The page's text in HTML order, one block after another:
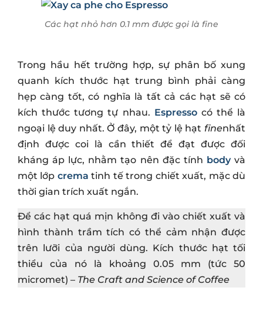
Các hạt nhỏ hơn 0.1 mm được gọi là fine
Trong hầu hết trường hợp, sự phân bố xung
quanh kích thước hạt trung bình phải càng
hẹp càng tốt, có nghĩa là tất cả các hạt sẽ có
kích thước tương tự nhau. Espressocó thể là
ngoại lệ duy nhất. Ở đây, một tỷ lệ hạt finenhất
định được coi là cần thiết để đạt được đối
kháng áp lực, nhằm tạo nên đặc tính bodyvà
một lớp crema tinh tế trong chiết xuất, mặc dù
thời gian trích xuất ngắn.
Để các hạt quá mịn không đi vào chiết xuất và
hình thành trầm tích có thể cảm nhận được
trên lưỡi của người dùng. Kích thước hạt tối
thiểu của nó là khoảng 0.05 mm (tức 50
micromet) – The Craft and Science of Coffee